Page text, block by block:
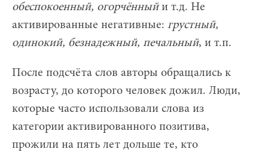
обеспокоенный, огорчённыйи т.д. Не
активированные негативные: грустный,
одинокий, безнадежный, печальный, и т.п.
После подсчёта слов авторы обращались к
возрасту, до которого человек дожил. Люди,
которые часто использовали слова из
категории активированного позитива,
прожили на пять лет дольше те, кто